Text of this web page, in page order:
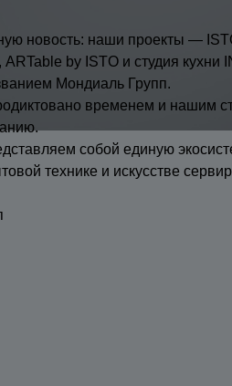
новость: наши проекты —
by ISTO и студия
Мондиаль Групп.
временем и нашим
собой единую
технике и искусстве